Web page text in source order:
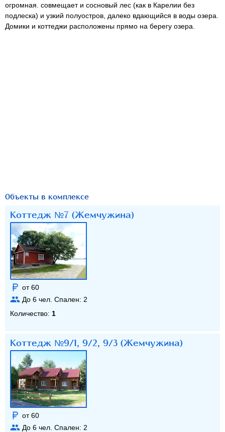
огромная. совмещает и сосновый лес (как в Карелии без
подлеска) и узкий полуостров, далеко вдающийся в воды озера.
Домики и коттеджи расположены прямо на берегу озера.
Объекты в комплексе
Коттедж №7 (Жемчужина)
от 60
До 6 чел. Спален: 2
Количество: 1
Коттедж №9/1, 9/2, 9/3 (Жемчужина)
от 60
До 6 чел. Спален: 2